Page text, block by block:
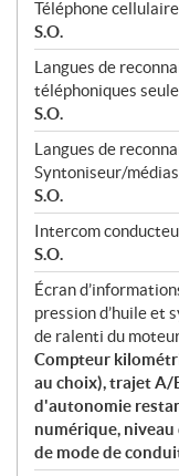
Téléphone
S.O.
Langues de
téléphoniques
S.O.
Langues de
Syntoniseur/
S.O.
Intercom
S.O.
Écran
pression d’huile et
de ralenti du
Compteur
au choix), trajet A/
d'autonomie
numérique,
de mode de